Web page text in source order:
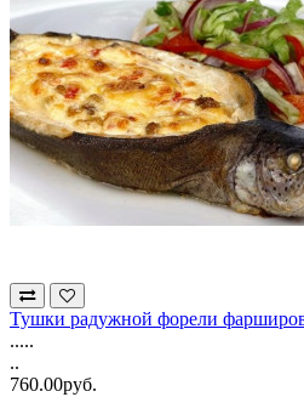
Тушки радужной форели
.....
..
760.00руб.